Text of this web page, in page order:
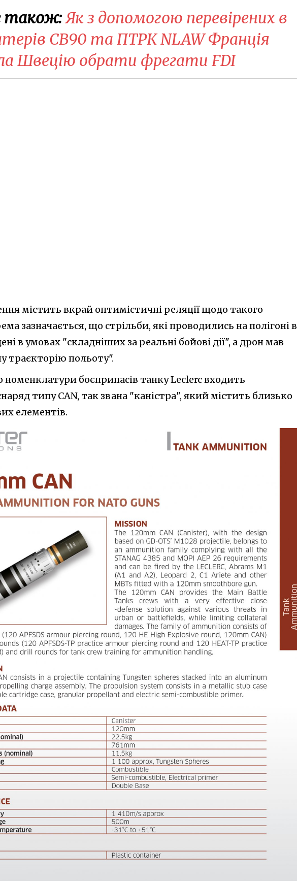
також:Як з допомогою перевірених в
CB90 та ПТРК NLAW Франція
Швецію обрати фрегати FDI
містить вкрай оптимістичні реляції щодо такого
зазначається, що стрільби, які проводились на полігоні в
в умовах "складніших за реальні бойові дії", а дрон мав
траєкторію польоту".
боєприпасів танку Leclerc входить
типу CAN, так звана "каністра", який містить близько
елементів.